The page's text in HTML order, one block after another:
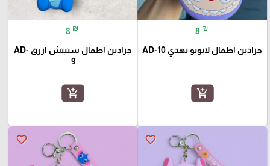
8 ₪
جزادين اطفال لابوبو نهدي AD-10
add_shopping_cart
8 ₪
جزادين اطفال ستيتش ازرق AD-
9
add_shopping_cart
favorite_border
favorite_border